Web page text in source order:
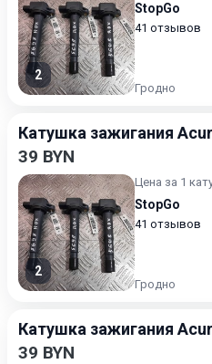
2
StopGo
41 отзывов
Гродно
Катушка зажигания
39 BYN
2
Цена за 1
StopGo
41 отзывов
Гродно
Катушка зажигания
39 BYN